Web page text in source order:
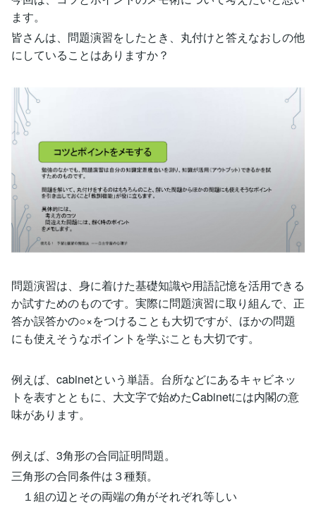
ます。
皆さんは、問題演習をしたとき、丸付けと答えなおしの他
にしていることはありますか？
問題演習は、身に着けた基礎知識や用語記憶を活用できる
か試すためのものです。実際に問題演習に取り組んで、正
答か誤答かの○×をつけることも大切ですが、ほかの問題
にも使えそうなポイントを学ぶことも大切です。
例えば、cabinetという単語。台所などにあるキャビネッ
トを表すとともに、大文字で始めたCabinetには内閣の意
味があります。
例えば、3角形の合同証明問題。
三角形の合同条件は３種類。
１組の辺とその両端の角がそれぞれ等しい